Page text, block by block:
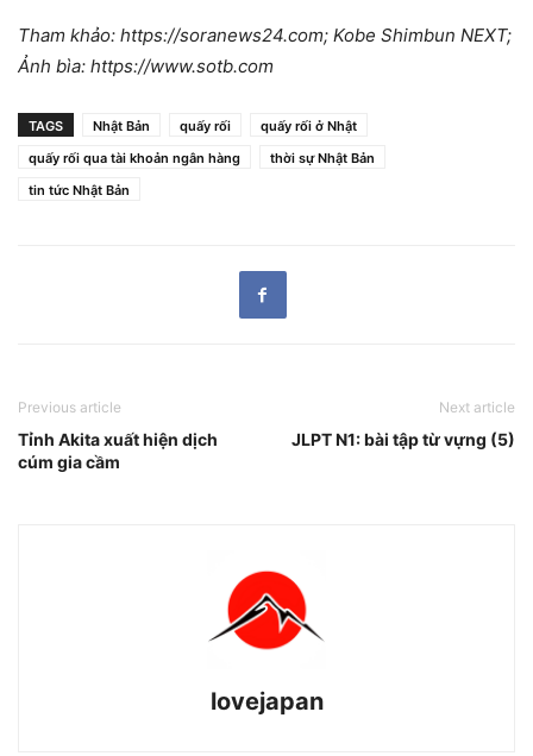
Tham khảo: https://soranews24.com; Kobe Shimbun NEXT;
Ảnh bìa: https://www.sotb.com
TAGS Nhật Bản quấy rối
quấy rối ở Nhật
quấy rối qua tài khoản ngân hàng
thời sự Nhật Bản
tin tức Nhật Bản
Previous article
Tỉnh Akita xuất hiện dịch
cúm gia cầm
Next article
JLPT N1: bài tập từ vựng (5)
lovejapan